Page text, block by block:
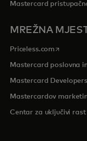
Mastercard
MREŽNA
Priceless.com opens in
Mastercard poslovna
Mastercard Developers
Mastercardov
Centar za uključivi rast